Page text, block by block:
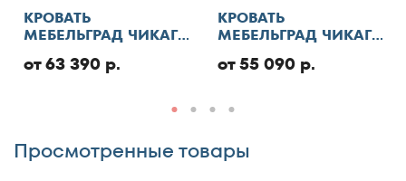
130x185
130x186
130x190
140x185
Отменить
Добавить отзыв
КРОВАТЬ
МЕБЕЛЬГРАД ЧИКАГО
от 63 390 р.
КРОВАТЬ
МЕБЕЛЬГРАД ЧИКАГО
от 55 090 р.
Просмотренные товары